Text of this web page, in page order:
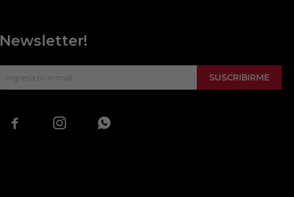
Newsletter!
SUSCRIBIRME
  